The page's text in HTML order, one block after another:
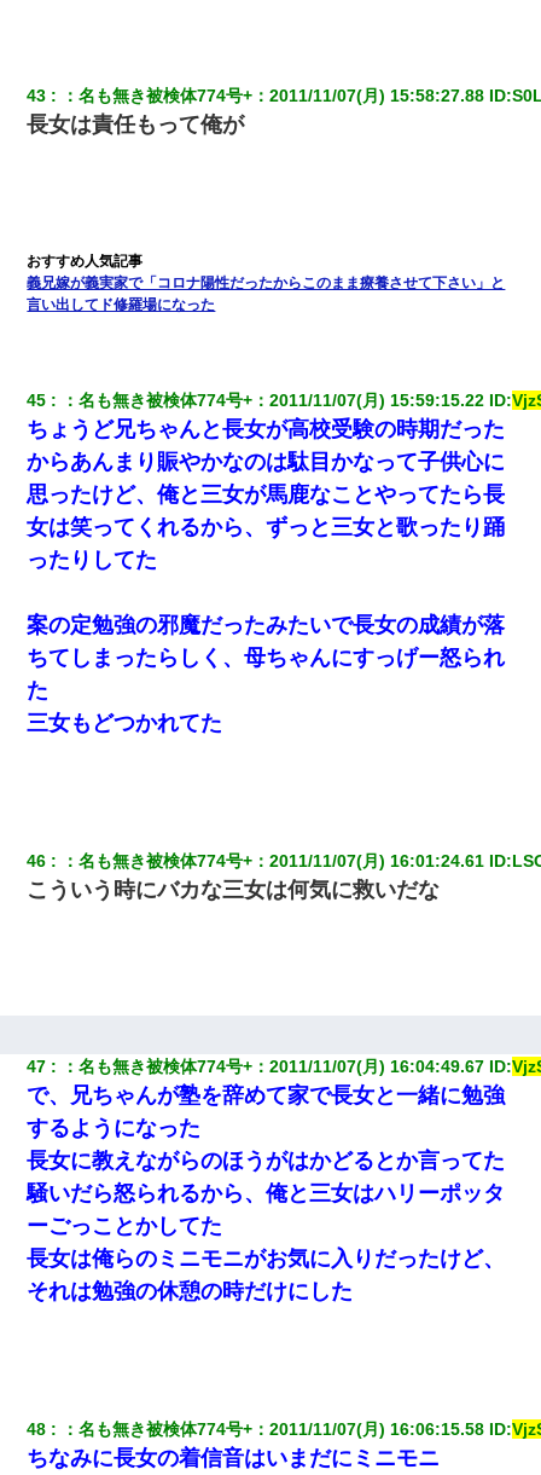
43 ：名も無き被検体774号+ ：2011/11/07(月) 15:58:27.88 ID:
長女は責任もって俺が
義兄嫁が義実家で「コロナ陽性だったからこのまま療養させて下さい」と
言い出してド修羅場になった
45 ：名も無き被検体774号+ ：2011/11/07(月) 15:59:15.22 ID:
ちょうど兄ちゃんと長女が高校受験の時期だった
からあんまり賑やかなのは駄目かなって子供心に
思ったけど、俺と三女が馬鹿なことやってたら長
女は笑ってくれるから、ずっと三女と歌ったり踊
ったりしてた
案の定勉強の邪魔だったみたいで長女の成績が落
ちてしまったらしく、母ちゃんにすっげー怒られ
た
三女もどつかれてた
46 ：名も無き被検体774号+ ：2011/11/07(月) 16:01:24.61 ID:
こういう時にバカな三女は何気に救いだな
47 ：名も無き被検体774号+ ：2011/11/07(月) 16:04:49.67 ID:
で、兄ちゃんが塾を辞めて家で長女と一緒に勉強
するようになった
長女に教えながらのほうがはかどるとか言ってた
騒いだら怒られるから、俺と三女はハリーポッタ
ーごっことかしてた
長女は俺らのミニモニがお気に入りだったけど、
それは勉強の休憩の時だけにした
48 ：名も無き被検体774号+ ：2011/11/07(月) 16:06:15.58 ID:
ちなみに長女の着信音はいまだにミニモニ